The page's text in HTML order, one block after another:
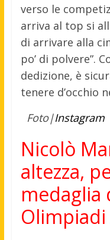
verso le
arriva al top si
di arrivare alla
po’ di polvere”.
dedizione, è
tenere d’occhio
Foto|Instagram
Nicolò
altezza,
medaglia
Olimpiadi